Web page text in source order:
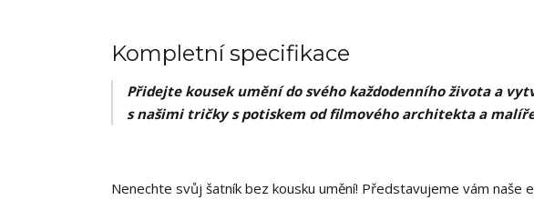
Kompletní specifikace
Přidejte kousek umění do svého každodenního života a
s našimi tričky s potiskem od filmového architekta a
Nenechte svůj šatník bez kousku umění! Představujeme vám naše